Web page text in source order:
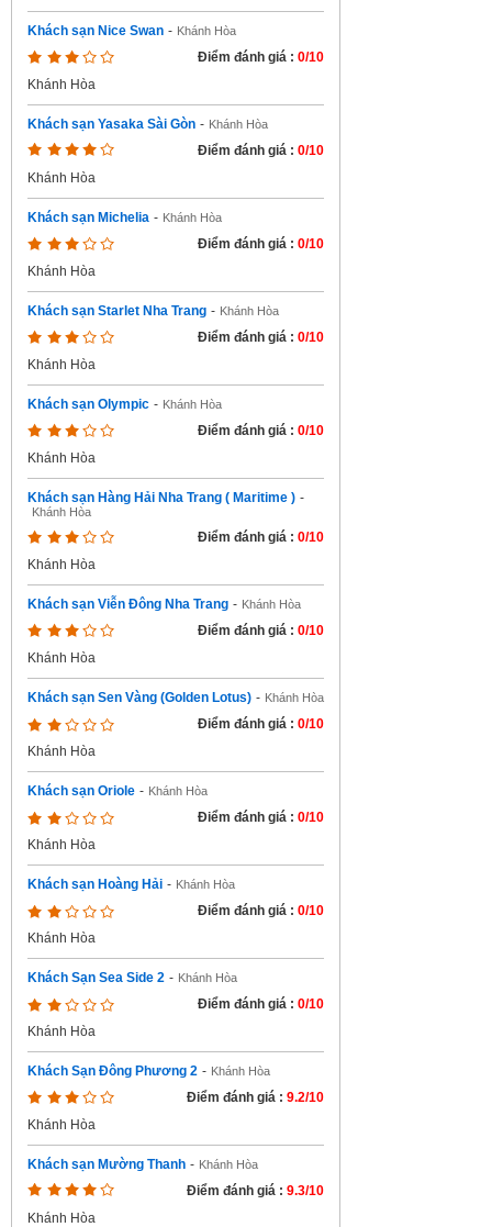
Khách sạn Nice Swan - Khánh Hòa
Điểm đánh giá : 0/10
Khánh Hòa
Khách sạn Yasaka Sài Gòn - Khánh Hòa
Điểm đánh giá : 0/10
Khánh Hòa
Khách sạn Michelia - Khánh Hòa
Điểm đánh giá : 0/10
Khánh Hòa
Khách sạn Starlet Nha Trang - Khánh Hòa
Điểm đánh giá : 0/10
Khánh Hòa
Khách sạn Olympic - Khánh Hòa
Điểm đánh giá : 0/10
Khánh Hòa
Khách sạn Hàng Hải Nha Trang ( Maritime ) -
Khánh Hòa
Điểm đánh giá : 0/10
Khánh Hòa
Khách sạn Viễn Đông Nha Trang - Khánh Hòa
Điểm đánh giá : 0/10
Khánh Hòa
Khách sạn Sen Vàng (Golden Lotus) - Khánh Hòa
Điểm đánh giá : 0/10
Khánh Hòa
Khách sạn Oriole - Khánh Hòa
Điểm đánh giá : 0/10
Khánh Hòa
Khách sạn Hoàng Hải - Khánh Hòa
Điểm đánh giá : 0/10
Khánh Hòa
Khách Sạn Sea Side 2 - Khánh Hòa
Điểm đánh giá : 0/10
Khánh Hòa
Khách Sạn Đông Phương 2 - Khánh Hòa
Điểm đánh giá : 9.2/10
Khánh Hòa
Khách sạn Mường Thanh - Khánh Hòa
Điểm đánh giá : 9.3/10
Khánh Hòa